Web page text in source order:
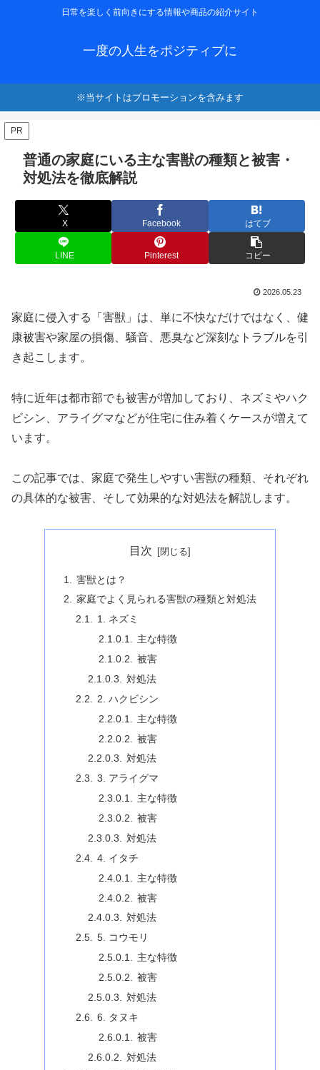
日常を楽しく前向きにする情報や商品の紹介サイト
一度の人生をポジティブに
※当サイトはプロモーションを含みます
PR
普通の家庭にいる主な害獣の種類と被害・
対処法を徹底解説
X Facebook はてブ
LINE Pinterest コピー
2026.05.23
家庭に侵入する「害獣」は、単に不快なだけではなく、健
康被害や家屋の損傷、騒音、悪臭など深刻なトラブルを引
き起こします。
特に近年は都市部でも被害が増加しており、ネズミやハク
ビシン、アライグマなどが住宅に住み着くケースが増えて
います。
この記事では、家庭で発生しやすい害獣の種類、それぞれ
の具体的な被害、そして効果的な対処法を解説します。
目次
害獣とは？
家庭でよく見られる害獣の種類と対処法
1. ネズミ
主な特徴
被害
対処法
2. ハクビシン
主な特徴
被害
対処法
3. アライグマ
主な特徴
被害
対処法
4. イタチ
主な特徴
被害
対処法
5. コウモリ
主な特徴
被害
対処法
6. タヌキ
被害
対処法